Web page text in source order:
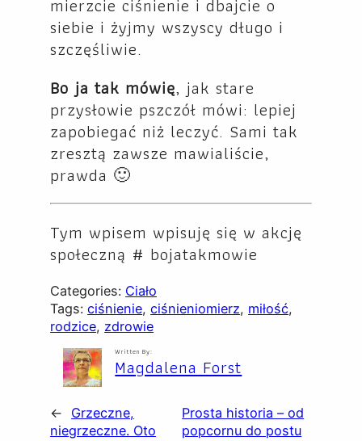
mierzcie ciśnienie i dbajcie o
siebie i żyjmy wszyscy długo i
szczęśliwie.
Bo ja tak mówię, jak stare
przysłowie pszczół mówi: lepiej
zapobiegać niż leczyć. Sami tak
zresztą zawsze mawialiście,
prawda 🙂
Tym wpisem wpisuję się w akcję
społeczną # bojatakmowie
Categories: Ciało
Tags:ciśnienie, ciśnieniomierz, miłość
rodzice, zdrowie
Written By:
Magdalena Forst
←
Grzeczne,
niegrzeczne. Oto
Prosta historia – od
popcornu do postu